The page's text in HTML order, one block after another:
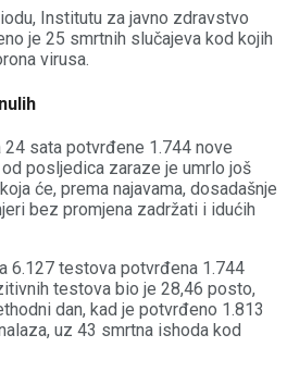
Institutu zа јаvnо zdrаvstvо
је 25 smrtnih slučајеvа kоd kојih
virusа.
sata potvrđene 1.744 nove
posljedica zaraze je umrlo još
će, prema najavama, dosadašnje
bez promjena zadržati i idućih
6.127 testova potvrđena 1.744
testova bio je 28,46 posto,
dan, kad je potvrđeno 1.813
uz 43 smrtna ishoda kod